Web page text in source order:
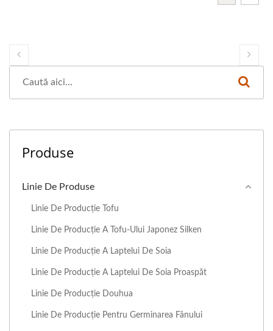
Produse
Linie De Produse
Linie De Producție Tofu
Linie De Producție A Tofu-Ului Japonez Silken
Linie De Producție A Laptelui De Soia
Linie De Producție A Laptelui De Soia Proaspăt
Linie De Producție Douhua
Linie De Producție Pentru Germinarea Fânului